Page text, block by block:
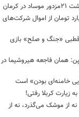
کرمان
۱۶۷۳ میلیارد تومان از اموال شرکت‌های
«جنگ و صلح‌» بازی
همان فاجعه هیروشیما در
خامنه‌ای بودن» است
زیارت کربلا رفتی!
از موشک می‌گذرد، نه از